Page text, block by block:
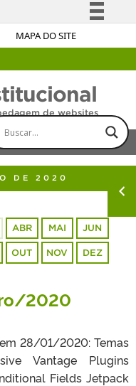
MAPA DO SITE
Simplifique!
Acesso à informação
Legislação
de websites
DE 2020
ABR MAI JUN
OUT NOV DEZ
2020
28/01/2020: Temas
Vantage Plugins
Fields Jetpack